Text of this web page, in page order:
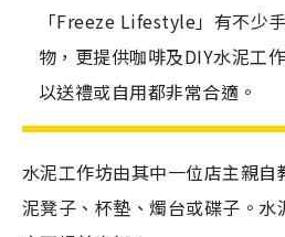
「Freeze Lifestyle」有不少
物，更提供咖啡及DIY水泥工
以送禮或自用都非常合適。
水泥工作坊由其中一位店主親
泥凳子、杯墊、燭台或碟子。